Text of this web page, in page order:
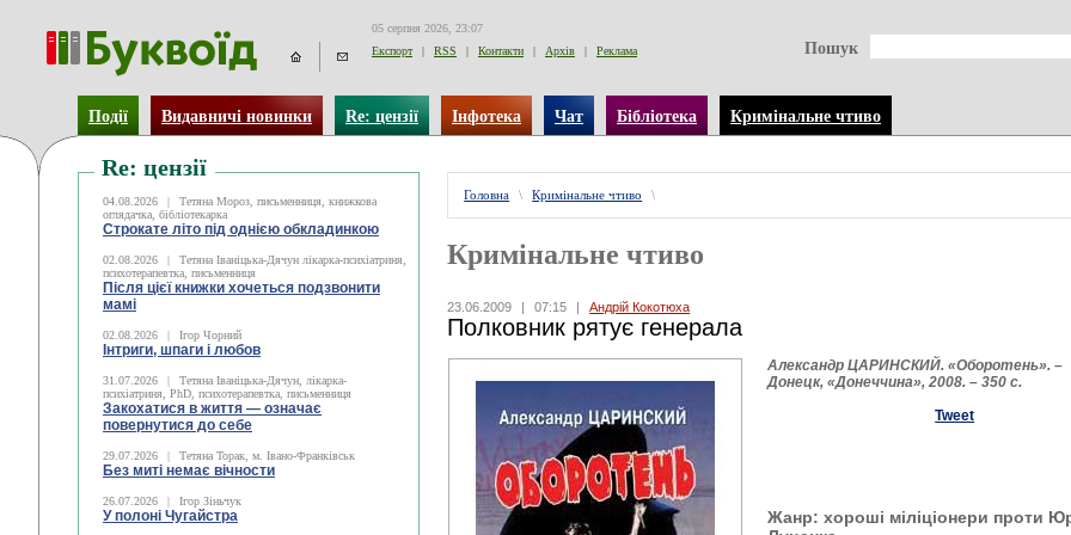
05 серпня 2026, 23:07
Експорт
| RSS | Контакти | Архів | Реклама Пошук
Події Видавничі новинки Re: цензії Інфотека Чат Бібліотека Кримінальне чтиво
Re: цензії
04.08.2026 |
Тетяна Мороз, письменниця, книжкова
оглядачка, бібліотекарка
Строкате літо під однією обкладинкою
02.08.2026 |
Тетяна Іваніцька-Дячун лікарка-психіатриня,
психотерапевтка, письменниця
Після цієї книжки хочеться подзвонити
мамі
02.08.2026 | Ігор Чорний
Інтриги, шпаги і любов
31.07.2026 |
Тетяна Іваніцька-Дячун, лікарка-
психіатриня, PhD, психотерапевтка, письменниця
Закохатися в життя — означає
повернутися до себе
29.07.2026 | Тетяна Торак, м. Івано-Франківськ
Без миті немає вічности
26.07.2026 | Ігор Зіньчук
У полоні Чугайстра
Головна \ Кримінальне чтиво \
Кримінальне чтиво
23.06.2009 | 07:15 | Андрій Кокотюха
Полковник рятує генерала
Александр ЦАРИНСКИЙ. «Оборотень». –
Донецк, «Донеччина», 2008. – 350 с.
Tweet
Жанр: хороші міліціонери проти